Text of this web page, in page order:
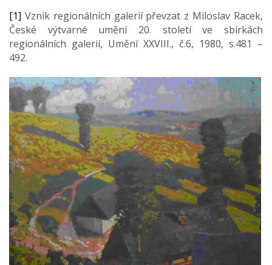
[1] Vznik regionálních galerií převzat z Miloslav Racek,
České výtvarné umění 20. století ve sbírkách
regionálních galerií, Umění XXVIII., č.6, 1980, s.481 –
492.